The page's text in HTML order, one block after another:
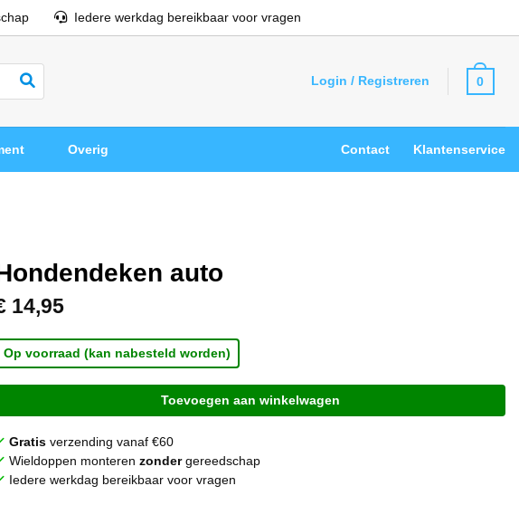
Iedere werkdag bereikbaar voor vragen
Login / Registreren 0
Overig Contact Klantenservice
auto
14,95
Op voorraad (kan nabesteld worden)
Toevoegen aan winkelwagen
Gratis verzending vanaf €60
Wieldoppen monterenzondergereedschap
Iedere werkdag bereikbaar voor vragen